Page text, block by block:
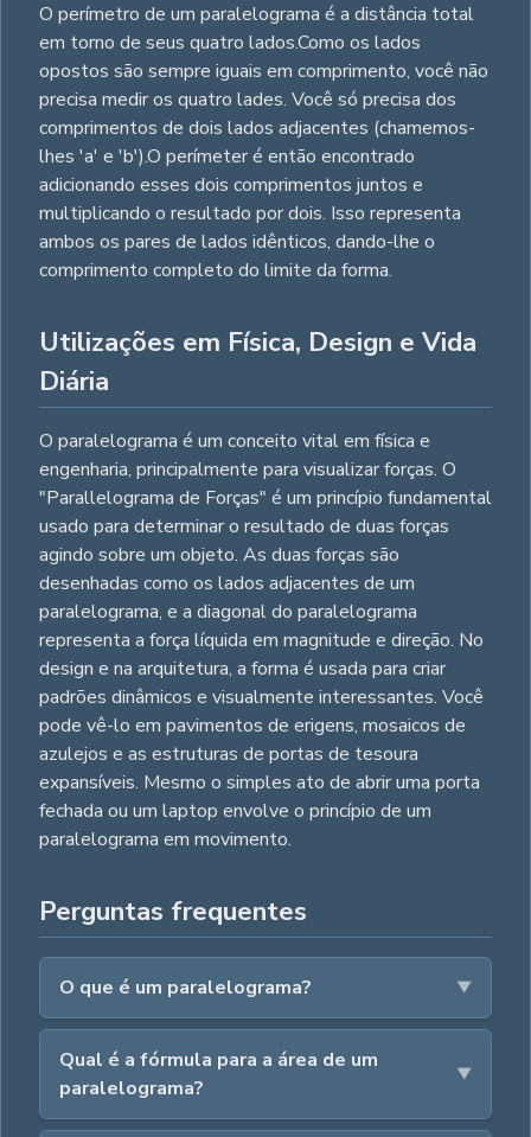
O perímetro de um paralelograma é a distância total
em torno de seus quatro lados.Como os lados
opostos são sempre iguais em comprimento, você não
precisa medir os quatro lades. Você só precisa dos
comprimentos de dois lados adjacentes (chamemos-
lhes 'a' e 'b').O perímeter é então encontrado
adicionando esses dois comprimentos juntos e
multiplicando o resultado por dois. Isso representa
ambos os pares de lados idênticos, dando-lhe o
comprimento completo do limite da forma.
Utilizações em Física, Design e Vida
Diária
O paralelograma é um conceito vital em física e
engenharia, principalmente para visualizar forças. O
"Parallelograma de Forças" é um princípio fundamental
usado para determinar o resultado de duas forças
agindo sobre um objeto. As duas forças são
desenhadas como os lados adjacentes de um
paralelograma, e a diagonal do paralelograma
representa a força líquida em magnitude e direção. No
design e na arquitetura, a forma é usada para criar
padrões dinâmicos e visualmente interessantes. Você
pode vê-lo em pavimentos de erigens, mosaicos de
azulejos e as estruturas de portas de tesoura
expansíveis. Mesmo o simples ato de abrir uma porta
fechada ou um laptop envolve o princípio de um
paralelograma em movimento.
Perguntas frequentes
O que é um paralelograma?
Qual é a fórmula para a área de um
paralelograma?